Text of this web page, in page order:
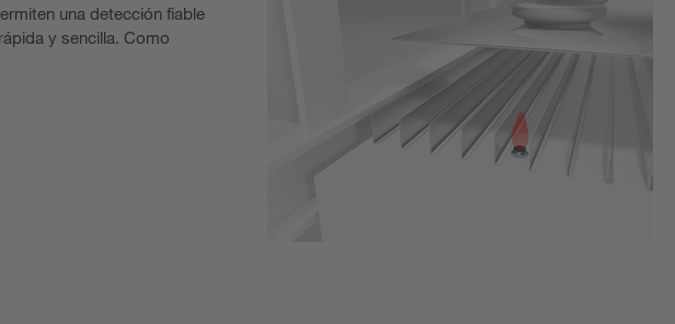
una detección fiable
y sencilla. Como